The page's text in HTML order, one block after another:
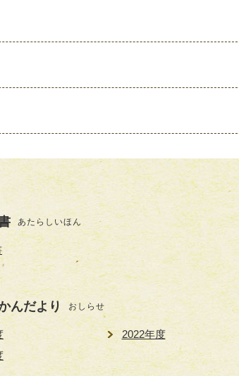
あたらしいほん
んだより おしらせ
2022年度